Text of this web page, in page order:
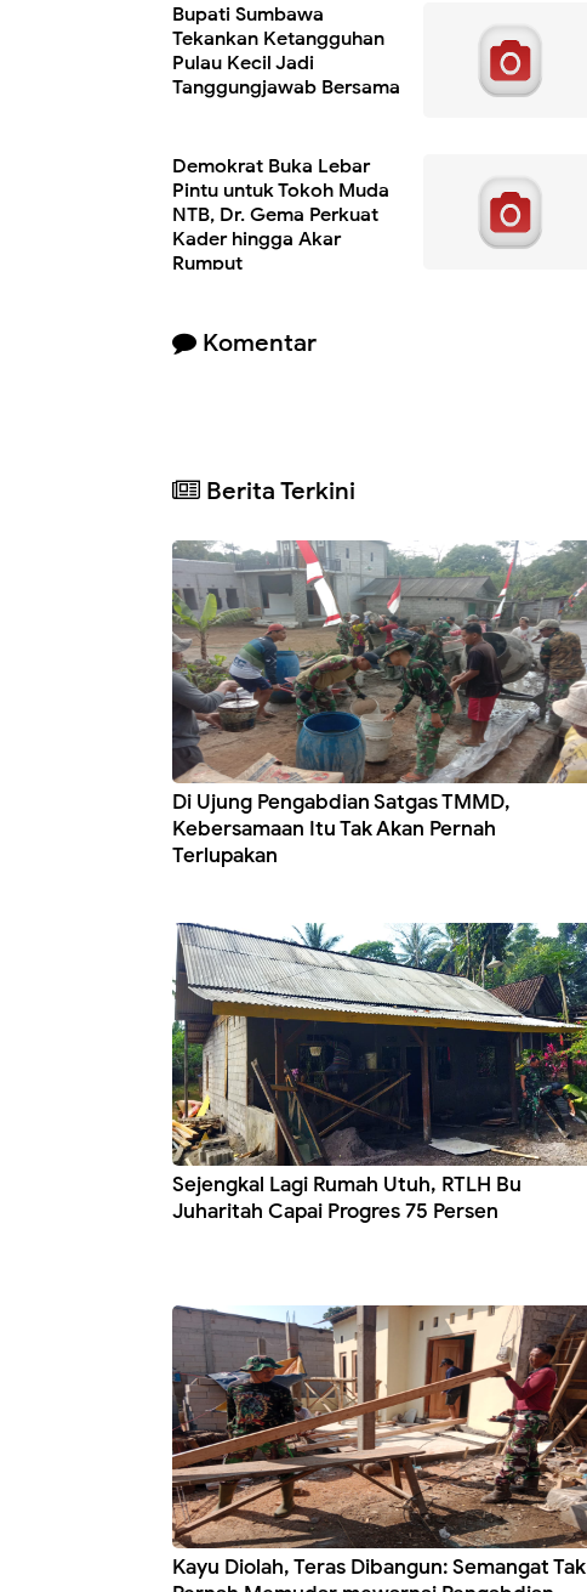
Bupati Sumbawa
Tekankan Ketangguhan
Pulau Kecil Jadi
Tanggungjawab Bersama
Demokrat Buka Lebar
Pintu untuk Tokoh Muda
NTB, Dr. Gema Perkuat
Kader hingga Akar
Rumput
Komentar
Berita Terkini
Di Ujung Pengabdian Satgas TMMD,
Kebersamaan Itu Tak Akan Pernah
Terlupakan
Sejengkal Lagi Rumah Utuh, RTLH Bu
Juharitah Capai Progres 75 Persen
Kayu Diolah, Teras Dibangun: Semangat Tak